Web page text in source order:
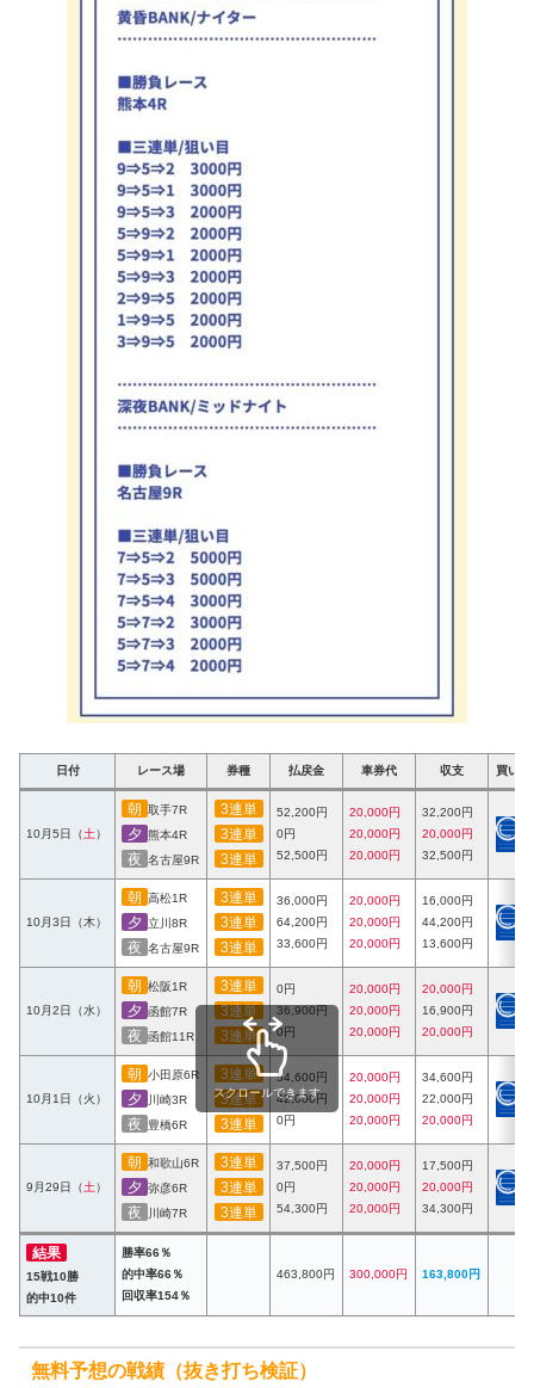
日付 レース場 券種 払戻金 車券代 収支 買い目
10月5日（土）
朝 取手7R
夕 熊本4R
夜 名古屋9R
3連単
3連単
3連単
52,200円
0円
52,500円
20,000円
20,000円
20,000円
32,200円
20,000円
32,500円
10月3日（木）
朝 高松1R
夕 立川8R
夜 名古屋9R
3連単
3連単
3連単
36,000円
64,200円
33,600円
20,000円
20,000円
20,000円
16,000円
44,200円
13,600円
10月2日（水）
朝 松阪1R
夕 函館7R
夜 函館11R
3連単
3連単
3連単
0円
36,900円
0円
20,000円
20,000円
20,000円
20,000円
16,900円
20,000円
10月1日（火）
朝 小田原6R
夕 川崎3R
夜 豊橋6R
3連単
3連単
3連単
54,600円
42,000円
0円
20,000円
20,000円
20,000円
34,600円
22,000円
20,000円
9月29日（土）
朝 和歌山6R
夕 弥彦6R
夜 川崎7R
3連単
3連単
3連単
37,500円
0円
54,300円
20,000円
20,000円
20,000円
17,500円
20,000円
34,300円
結果
15戦10勝
的中10件
勝率66％
的中率66％
回収率154％
463,800円 300,000円 163,800円
スクロールできます
無料予想の戦績（抜き打ち検証）